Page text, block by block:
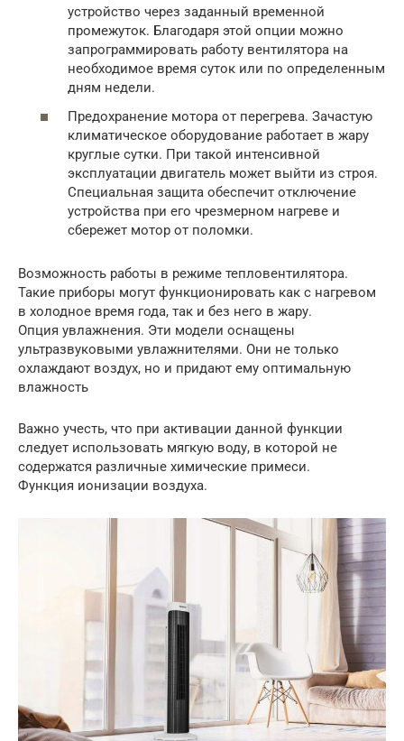
устройство через заданный временной
промежуток. Благодаря этой опции можно
запрограммировать работу вентилятора на
необходимое время суток или по определенным
дням недели.
Предохранение мотора от перегрева. Зачастую
климатическое оборудование работает в жару
круглые сутки. При такой интенсивной
эксплуатации двигатель может выйти из строя.
Специальная защита обеспечит отключение
устройства при его чрезмерном нагреве и
сбережет мотор от поломки.
Возможность работы в режиме тепловентилятора.
Такие приборы могут функционировать как с нагревом
в холодное время года, так и без него в жару.
Опция увлажнения. Эти модели оснащены
ультразвуковыми увлажнителями. Они не только
охлаждают воздух, но и придают ему оптимальную
влажность
Важно учесть, что при активации данной функции
следует использовать мягкую воду, в которой не
содержатся различные химические примеси.
Функция ионизации воздуха.